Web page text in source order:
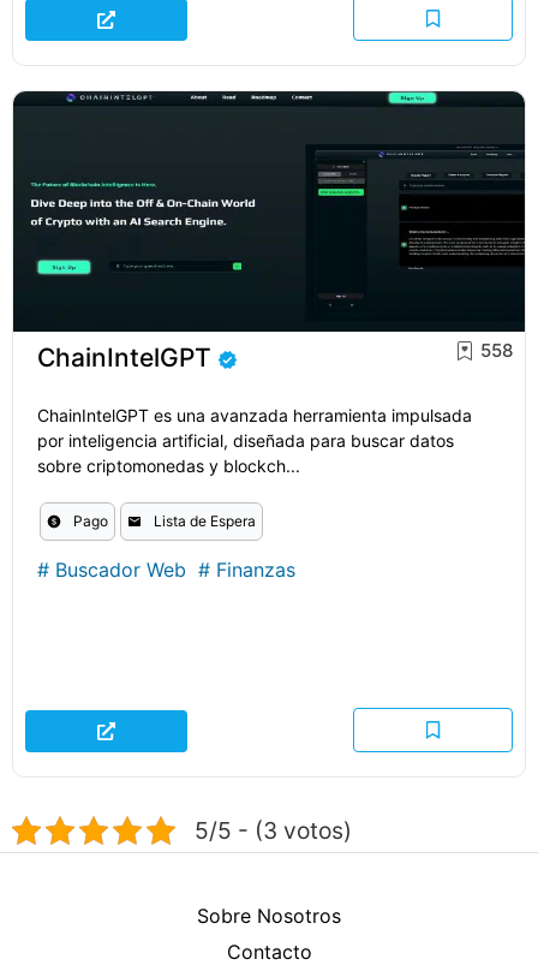
ChainIntelGPT 558
ChainIntelGPT es una avanzada herramienta impulsada
por inteligencia artificial, diseñada para buscar datos
sobre criptomonedas y blockch...
Pago Lista de Espera
# Buscador Web # Finanzas
5/5 - (3 votos)
Sobre Nosotros
Contacto